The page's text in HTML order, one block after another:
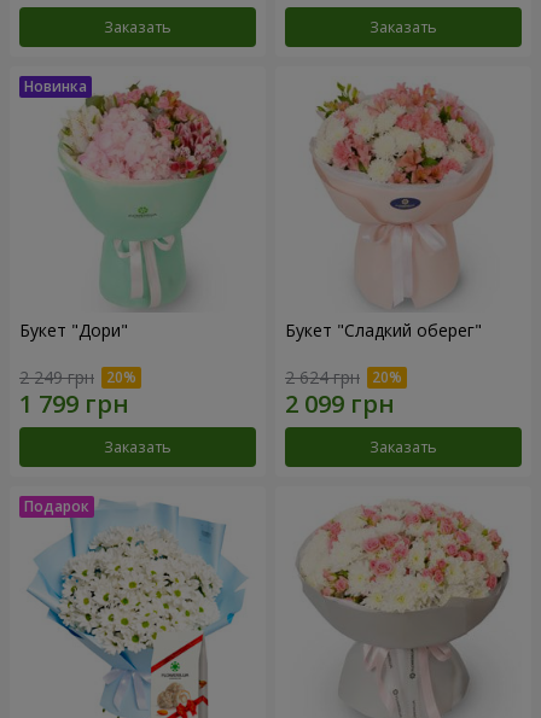
Заказать Заказать
Букет "Дори"
2 249 грн
Заказать
Букет "Сладкий оберег"
2 624 грн
Заказать